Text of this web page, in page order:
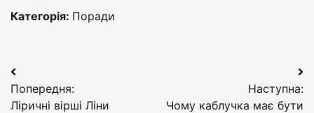
Категорія: Поради
Навігація
записів
Попередня:
Ліричні вірші Ліни
Наступна:
Чому каблучка має бути